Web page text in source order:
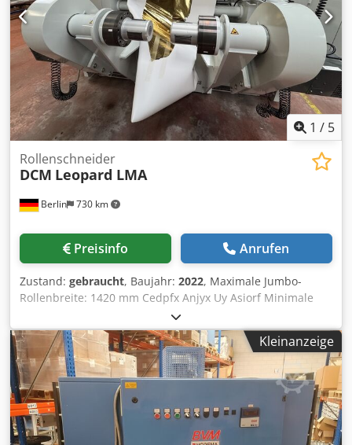
1 / 5
Berlin 730 km
Rollenschneider
DCM Leopard LMA
Preisinfo Anrufen
Zustand: gebraucht, Baujahr: 2022, Maximale Jumbo-
Rollenbreite: 1420 mm Cedpfx Anjyx Uy Asiorf Minimale
Jumbo-Rollenbreite: 600 mm Maximaler Jumbo-
Rollendurchmesser: 1500 mm Maximales Jumbo-
Rollengewicht: 2500 kg Maximale Abwickelspannung
(Ø1500 mm): 600 N Minimale Abwickelspannung (Ø1000
mm): 40 N Minimale Standard-Schneidbreite: 100 mm
Maximale Aufwickelbreite: 1400 mm Maximaler
Aufwickeldurchmesser: 1050 mm Maximales
Aufwickelgewicht: • Ø76 mm Welle: 600 kg • Ø152 mm
Kleinanzeige